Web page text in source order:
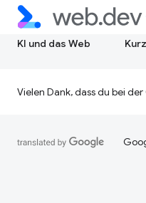
KI und das Web
Vielen Dank, dass du bei